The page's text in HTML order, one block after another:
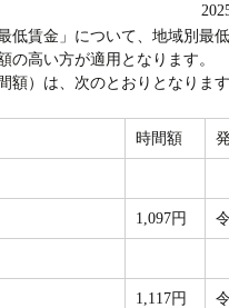
賃金」について、地域別最
高い方が適用となります。
）は、次のとおりとなります
時間額
1,097円
1,117円